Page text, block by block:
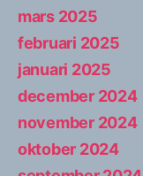
mars 2025
februari 2025
januari 2025
december 2024
november 2024
oktober 2024